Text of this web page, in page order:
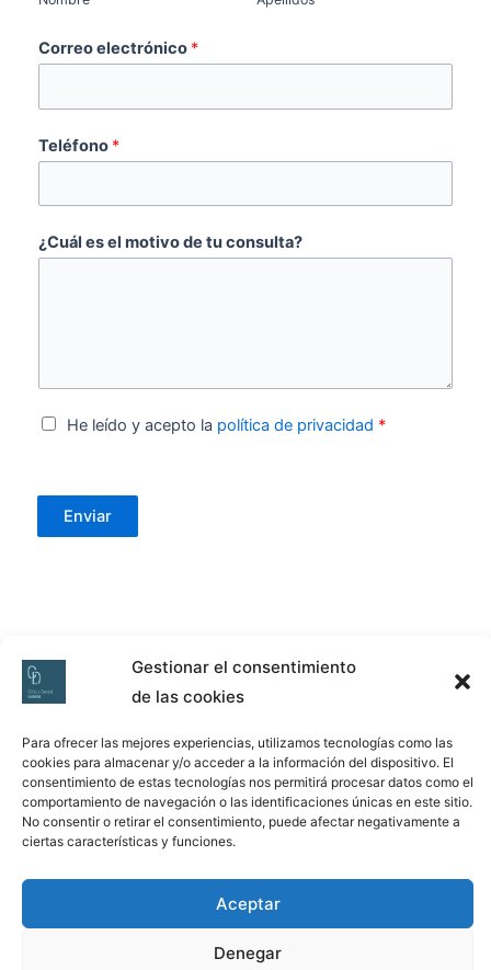
Gestionar el consentimiento
de las cookies
Para ofrecer las mejores experiencias, utilizamos tecnologías como las
cookies para almacenar y/o acceder a la información del dispositivo. El
consentimiento de estas tecnologías nos permitirá procesar datos como el
comportamiento de navegación o las identificaciones únicas en este sitio.
No consentir o retirar el consentimiento, puede afectar negativamente a
ciertas características y funciones.
Aceptar
Denegar
Correo electrónico *
Teléfono *
¿Cuál es el motivo de tu consulta?
A
r
G
P
*
He leído y acepto la política de privacidad *
Enviar
VISÍTANOS
C/ Párroco
Camino, 28 1º B
33700 Luarca –
Asturias
// 684 630 752
HORARIO
Lunes – Viernes
Mañanas: 10:00
– 14:00
Tardes: 16:00 –
Política de
privacidad
Aviso Legal